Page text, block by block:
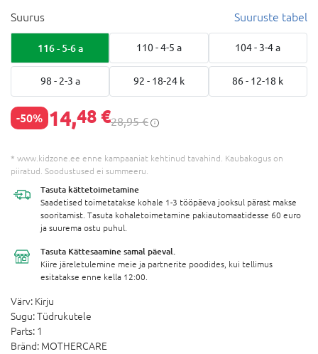
Suurus Suuruste tabel
116 - 5-6 a 110 - 4-5 a 104 - 3-4 a
98 - 2-3 a 92 - 18-24 k 86 - 12-18 k
-50% 14,48 €28,95 €
* www.kidzone.ee enne kampaaniat kehtinud tavahind. Kaubakogus on
piiratud. Soodustused ei summeeru.
Tasuta kättetoimetamine
Saadetised toimetatakse kohale 1-3 tööpäeva jooksul pärast makse
sooritamist. Tasuta kohaletoimetamine pakiautomaatidesse 60 euro
ja suurema ostu puhul.
Tasuta Kättesaamine samal päeval.
Kiire järeletulemine meie ja partnerite poodides, kui tellimus
esitatakse enne kella 12:00.
Värv: Kirju
Sugu:Tüdrukutele
Parts: 1
Bränd: MOTHERCARE